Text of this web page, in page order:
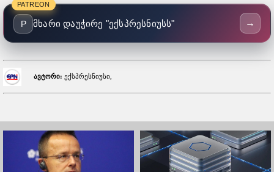
PATREON
P მხარი დაუჭირე "ექსპრესნიუსს" →
ავტორი: ექსპრესნიუსი,